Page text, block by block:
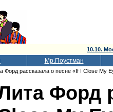
10.10.
Мр.Поустман
Форд рассказала о песне «If I Close My
Форд